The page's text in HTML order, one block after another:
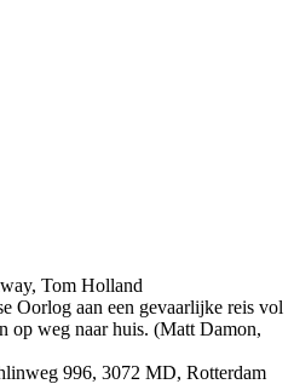
, Tom Holland
Oorlog aan een gevaarlijke reis vol
op weg naar huis. (Matt Damon,
996, 3072 MD, Rotterdam